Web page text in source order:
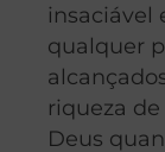
insaciável
qualquer
riqueza
Deus